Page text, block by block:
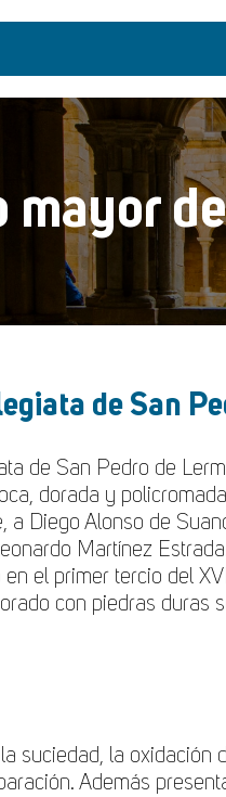
mayor
de San
de San Pedro de
dorada y
Diego Alonso de
Martínez
el primer tercio del
con piedras duras
suciedad, la oxidación
Además